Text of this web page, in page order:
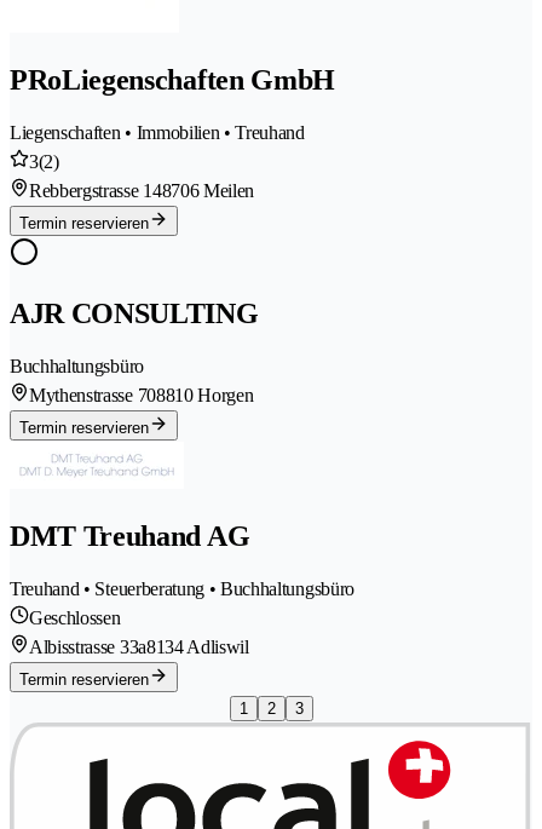
PRoLiegenschaften GmbH
Liegenschaften • Immobilien • Treuhand
3(2)
Rebbergstrasse 148706 Meilen
Termin reservieren
AJR CONSULTING
Buchhaltungsbüro
Mythenstrasse 708810 Horgen
Termin reservieren
DMT Treuhand AG
Treuhand • Steuerberatung • Buchhaltungsbüro
Geschlossen
Albisstrasse 33a8134 Adliswil
Termin reservieren
1
2 3